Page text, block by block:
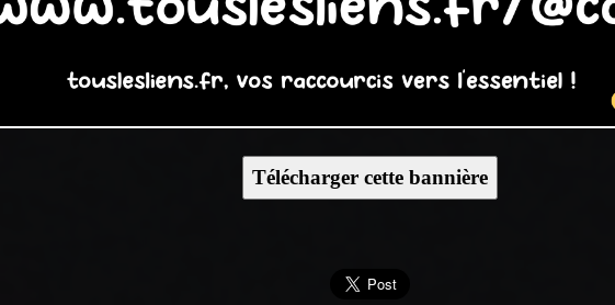
Télécharger cette bannière